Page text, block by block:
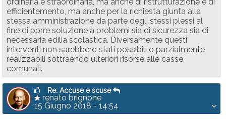
ordinaria e straordinaria, ma anche di ristrutturazione e di
efficientemento, ma anche per la richiesta giunta alla
stessa amministrazione da parte degli stessi plessi al
fine di porre soluzione a problemi sia di sicurezza sia di
necessaria edilia scolastica. Diversamente questi
interventi non sarebbero stati possibili o parzialmente
realizzabili sottraendo ulteriori risorse alle casse
comunali.
Re: Accuse e scuse
renato brignone
15 Giugno 2018 - 14:54